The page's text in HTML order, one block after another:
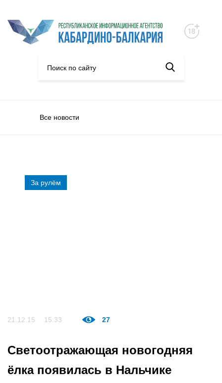
Все новости
За рулём
21.12.15 15:33 27
Светоотражающая новогодняя
ёлка появилась в Нальчике